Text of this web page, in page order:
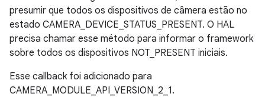
presumir que todos os dispositivos de câmera estão no
estado CAMERA_DEVICE_STATUS_PRESENT. O HAL
precisa chamar esse método para informar o framework
sobre todos os dispositivos NOT_PRESENT iniciais.
Esse callback foi adicionado para
CAMERA_MODULE_API_VERSION_2_1.